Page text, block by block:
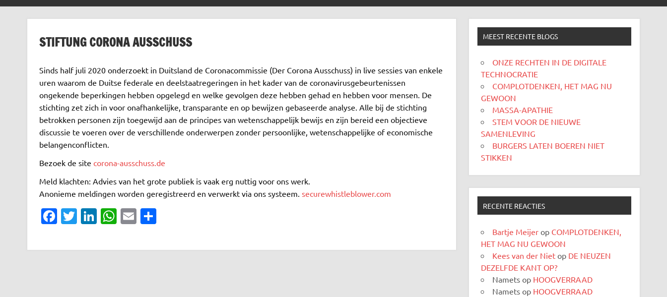
STIFTUNG CORONA AUSSCHUSS
Sinds half juli 2020 onderzoekt in Duitsland de Coronacommissie (Der Corona Ausschuss) in live sessies van enkele
uren waarom de Duitse federale en deelstaatregeringen in het kader van de coronavirusgebeurtenissen
ongekende beperkingen hebben opgelegd en welke gevolgen deze hebben gehad en hebben voor mensen. De
stichting zet zich in voor onafhankelijke, transparante en op bewijzen gebaseerde analyse. Alle bij de stichting
betrokken personen zijn toegewijd aan de principes van wetenschappelijk bewijs en zijn bereid een objectieve
discussie te voeren over de verschillende onderwerpen zonder persoonlijke, wetenschappelijke of economische
belangenconflicten.
Bezoek de site corona-ausschuss.de
Meld klachten: Advies van het grote publiek is vaak erg nuttig voor ons werk.
Anonieme meldingen worden geregistreerd en verwerkt via ons systeem. securewhistleblower.com
Fa
e
T
it
Li
k
W
at
E
ai
D
e
MEEST RECENTE BLOGS
ONZE RECHTEN IN DE DIGITALE
TECHNOCRATIE
COMPLOTDENKEN, HET MAG NU
GEWOON
MASSA-APATHIE
STEM VOOR DE NIEUWE
SAMENLEVING
BURGERS LATEN BOEREN NIET
STIKKEN
RECENTE REACTIES
Bartje Meijer op COMPLOTDENKEN,
HET MAG NU GEWOON
Kees van der Niet op DE NEUZEN
DEZELFDE KANT OP?
Namets op HOOGVERRAAD
Namets op HOOGVERRAAD